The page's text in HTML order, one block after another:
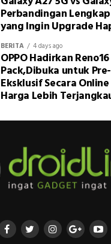
Perbandingan
yang Ingin Upgrade
BERITA 4 days ago
OPPO Hadirkan Reno16
Pack,Dibuka untuk
Eksklusif Secara
Harga Lebih